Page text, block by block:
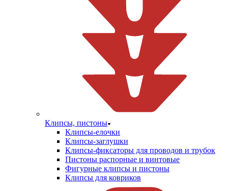
Клипсы, пистоны
Клипсы-елочки
Клипсы-заглушки
Клипсы-фиксаторы для проводов и трубок
Пистоны распорные и винтовые
Фигурные клипсы и пистоны
Клипсы для ковриков